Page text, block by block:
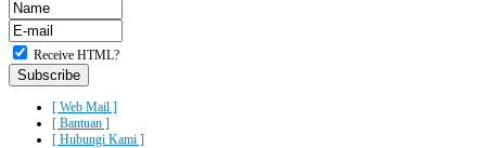
Receive HTML?
[ Web Mail ]
[ Bantuan ]
[ Hubungi Kami ]